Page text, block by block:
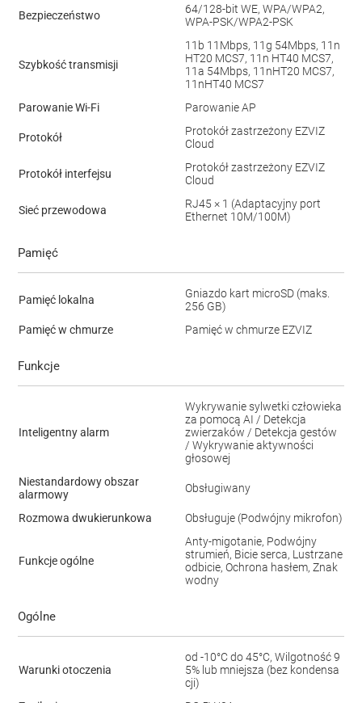
Bezpieczeństwo
64/128-bit WE, WPA/WPA2,
WPA-PSK/WPA2-PSK
Szybkość transmisji
11b 11Mbps, 11g 54Mbps, 11n
HT20 MCS7, 11n HT40 MCS7,
11a 54Mbps, 11nHT20 MCS7,
11nHT40 MCS7
Parowanie Wi-Fi
Parowanie AP
Protokół
Protokół zastrzeżony EZVIZ
Cloud
Protokół interfejsu
Protokół zastrzeżony EZVIZ
Cloud
Sieć przewodowa
RJ45 × 1 (Adaptacyjny port
Ethernet 10M/100M)
Pamięć
Pamięć lokalna
Gniazdo kart microSD (maks.
256 GB)
Pamięć w chmurze
Pamięć w chmurze EZVIZ
Funkcje
Inteligentny alarm
Wykrywanie sylwetki człowieka
za pomocą AI / Detekcja
zwierzaków / Detekcja gestów
/ Wykrywanie aktywności
głosowej
Niestandardowy obszar
alarmowy
Obsługiwany
Rozmowa dwukierunkowa Obsługuje (Podwójny mikrofon)
Funkcje ogólne
Anty-migotanie, Podwójny
strumień, Bicie serca, Lustrzane
odbicie, Ochrona hasłem, Znak
wodny
Ogólne
Warunki otoczenia
od -10°C do 45°C, Wilgotność 9
5% lub mniejsza (bez kondensa
cji)